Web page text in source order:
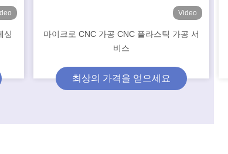
싱
Video
마이크로 CNC 가공 CNC 플라스틱 가공 서
비스
최상의 가격을 얻으세요